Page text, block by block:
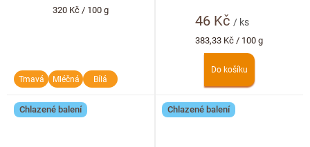
Měrná
320 Kč / 100 g
Tmavá Mléčná Bílá
46 Kč/ ks
Měrná
cena:
383,33 Kč / 100 g
Do košíku
Chlazené balení Chlazené balení